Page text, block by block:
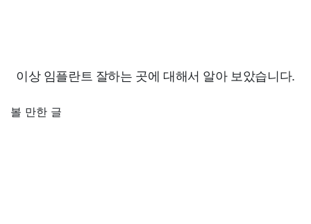
이상 임플란트 잘하는 곳에 대해서 알아 보았습니다.
볼 만한 글